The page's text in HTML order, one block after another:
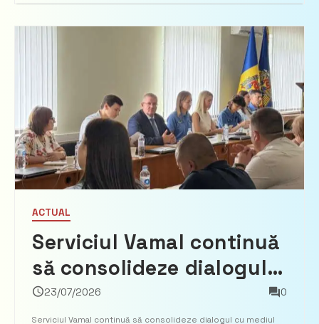
ACTUAL
Serviciul Vamal continuă
să consolideze dialogul
cu mediul de afaceri
23/07/2026 0
Serviciul Vamal continuă să consolideze dialogul cu mediul